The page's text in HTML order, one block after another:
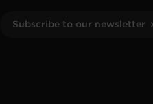
Subscribe to our newsletter